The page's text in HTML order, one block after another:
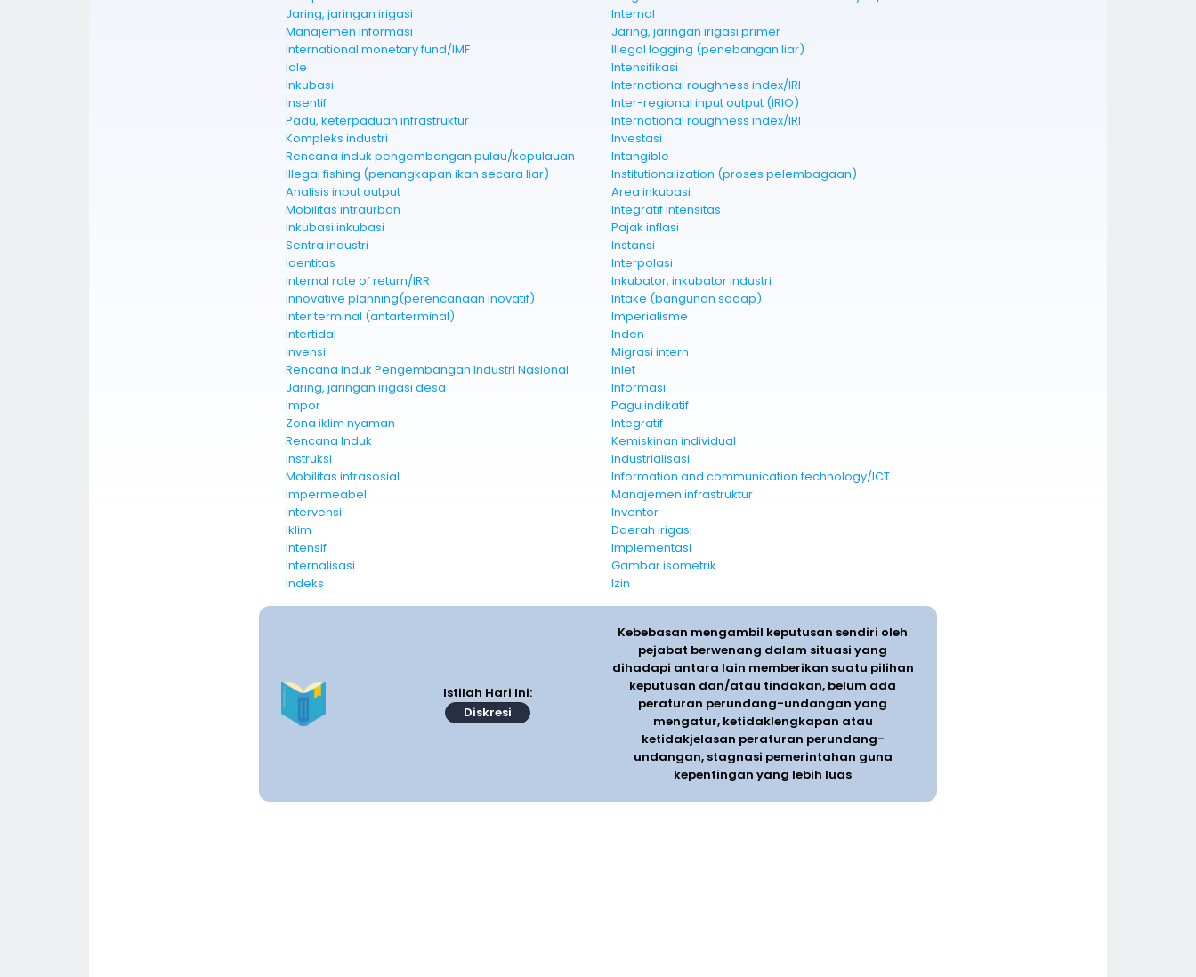
Jaring, jaringan irigasi
Internal
Manajemen informasi
Jaring, jaringan irigasi primer
International monetary fund/IMF
Illegal logging (penebangan liar)
Idle
Intensifikasi
Inkubasi
International roughness index/IRI
Insentif
Inter-regional input output (IRIO)
Padu, keterpaduan infrastruktur
International roughness index/IRI
Kompleks industri
Investasi
Rencana induk pengembangan pulau/kepulauan
Intangible
Illegal fishing (penangkapan ikan secara liar)
Institutionalization (proses pelembagaan)
Analisis input output
Area inkubasi
Mobilitas intraurban
Integratif intensitas
Inkubasi inkubasi
Pajak inflasi
Sentra industri
Instansi
Identitas
Interpolasi
Internal rate of return/IRR
Inkubator, inkubator industri
Innovative planning(perencanaan inovatif)
Intake (bangunan sadap)
Inter terminal (antarterminal)
Imperialisme
Intertidal
Inden
Invensi
Migrasi intern
Rencana Induk Pengembangan Industri Nasional
Inlet
Jaring, jaringan irigasi desa
Informasi
Impor
Pagu indikatif
Zona iklim nyaman
Integratif
Rencana Induk
Kemiskinan individual
Instruksi
Industrialisasi
Mobilitas intrasosial
Information and communication technology/ICT
Impermeabel
Manajemen infrastruktur
Intervensi
Inventor
Iklim
Daerah irigasi
Intensif
Implementasi
Internalisasi
Gambar isometrik
Indeks
Izin
Istilah Hari Ini:
Diskresi
Kebebasan mengambil keputusan sendiri oleh
pejabat berwenang dalam situasi yang
dihadapi antara lain memberikan suatu pilihan
keputusan dan/atau tindakan, belum ada
peraturan perundang-undangan yang
mengatur, ketidaklengkapan atau
ketidakjelasan peraturan perundang-
undangan, stagnasi pemerintahan guna
kepentingan yang lebih luas